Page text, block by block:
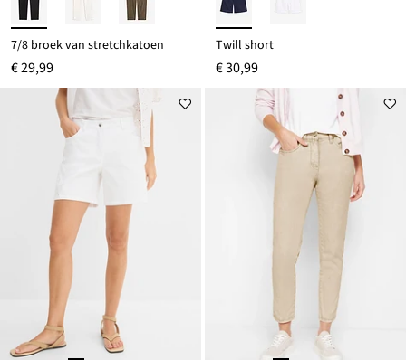
7/8 broek van stretchkatoen
€ 29,99
Twill short
€ 30,99